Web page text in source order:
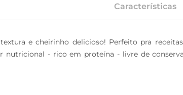
Características
e cheirinho delicioso! Perfeito pra
nutricional - rico em proteína - livre de